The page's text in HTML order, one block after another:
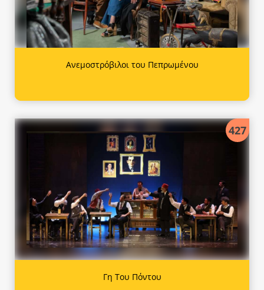
Ανεμοστρόβιλοι του Πεπρωμένου
427
Γη Του Πόντου